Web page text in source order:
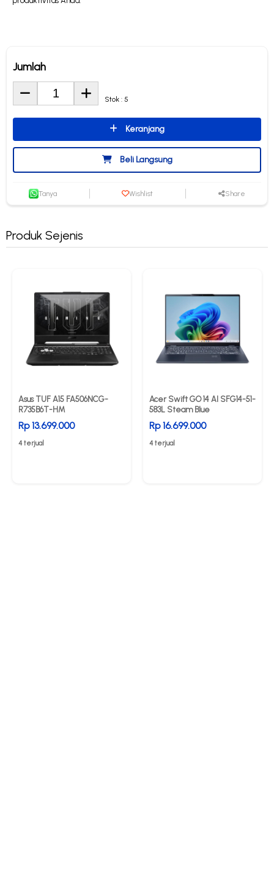
Jumlah
Stok : 5
Keranjang
Beli Langsung
Tanya Wishlist Share
Produk Sejenis
Asus TUF A15 FA506NCG-
R735B6T-HM
Rp 13.699.000
4 terjual
Acer Swift GO 14 AI SFG14-51-
583L Steam Blue
Rp 16.699.000
4 terjual